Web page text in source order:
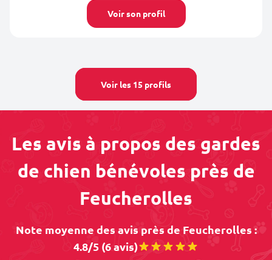
Voir son profil
Voir les 15 profils
Les avis à propos des gardes
de chien bénévoles près de
Feucherolles
Note moyenne des avis près de Feucherolles :
4.8/5 (6 avis)